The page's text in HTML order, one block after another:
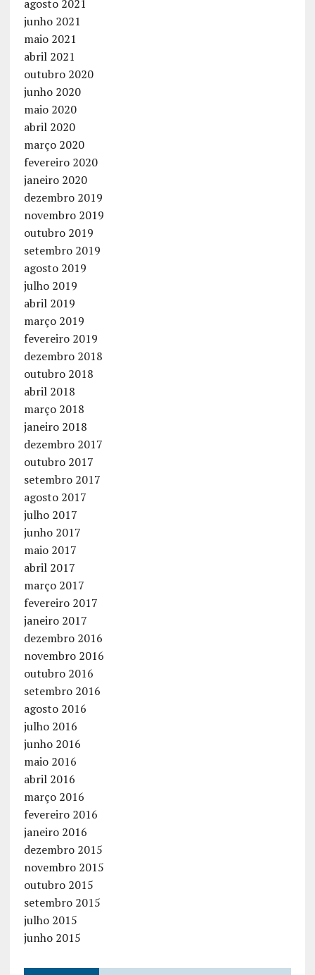
agosto 2021
junho 2021
maio 2021
abril 2021
outubro 2020
junho 2020
maio 2020
abril 2020
março 2020
fevereiro 2020
janeiro 2020
dezembro 2019
novembro 2019
outubro 2019
setembro 2019
agosto 2019
julho 2019
abril 2019
março 2019
fevereiro 2019
dezembro 2018
outubro 2018
abril 2018
março 2018
janeiro 2018
dezembro 2017
outubro 2017
setembro 2017
agosto 2017
julho 2017
junho 2017
maio 2017
abril 2017
março 2017
fevereiro 2017
janeiro 2017
dezembro 2016
novembro 2016
outubro 2016
setembro 2016
agosto 2016
julho 2016
junho 2016
maio 2016
abril 2016
março 2016
fevereiro 2016
janeiro 2016
dezembro 2015
novembro 2015
outubro 2015
setembro 2015
julho 2015
junho 2015